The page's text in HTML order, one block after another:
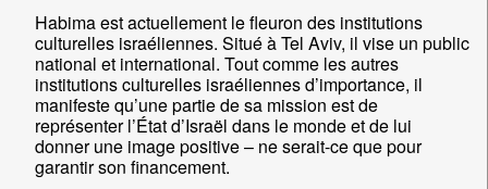
Habima est actuellement le fleuron des institutions
culturelles israéliennes. Situé à Tel Aviv, il vise un public
national et international. Tout comme les autres
institutions culturelles israéliennes d’importance, il
manifeste qu’une partie de sa mission est de
représenter l’État d’Israël dans le monde et de lui
donner une image positive – ne serait-ce que pour
garantir son financement.